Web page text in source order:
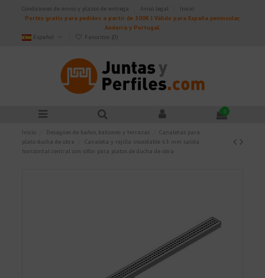
Condiciones de envío y plazos de entrega Aviso legal
Inicio
Portes gratis para pedidos a partir de 100€ | Válido para España peninsular,
Andorra y Portugal.
Español
Favoritos (0)
0
Inicio Desagües de baños, balcones y terrazas
Canaletas para
plato ducha de obra
Canaleta y rejilla inoxidable 63 mm salida
horizontal central con sifón para platos de ducha de obra